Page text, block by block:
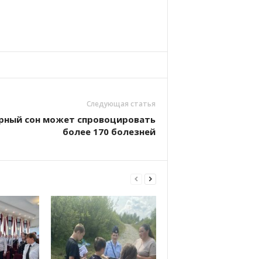
Следующая статья
сон может спровоцировать
более 170 болезней